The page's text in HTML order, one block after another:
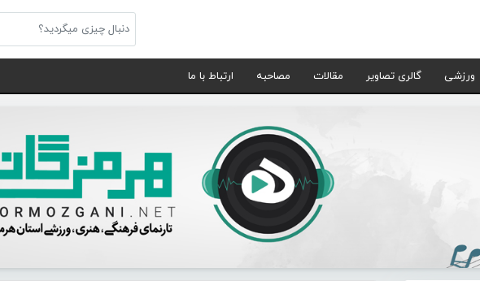
ورزشی گالری تصاویر مقالات مصاحبه ارتباط با ما